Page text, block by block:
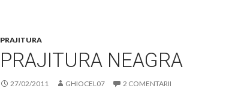
PRAJITURA
PRAJITURA NEAGRA
27/02/2011 GHIOCEL07 2 COMENTARII